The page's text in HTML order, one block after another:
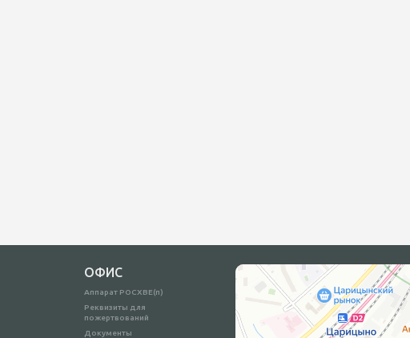
ОФИС
Аппарат РОСХВЕ(п)
Реквизиты для
пожертвований
Документы